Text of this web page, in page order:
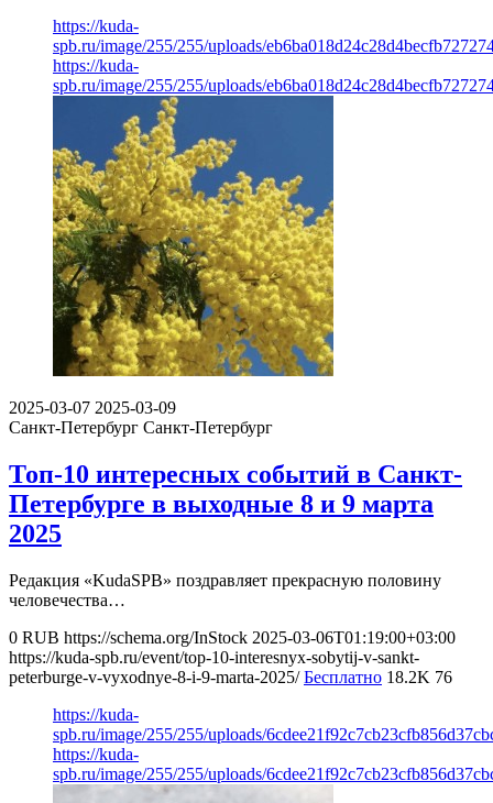
https://kuda-
spb.ru/image/255/255/uploads/
https://kuda-
spb.ru/image/255/255/uploads/
2025-03-07 2025-03-09
Санкт-Петербург Санкт-Петербург
Топ-10 интересных событий в Санкт-
Петербурге в выходные 8 и 9 марта
2025
Редакция «KudaSPB» поздравляет прекрасную половину
человечества…
0 RUB https://schema.org/InStock 2025-03-06T01:19:00+03:00
https://kuda-spb.ru/event/top-10-interesnyx-sobytij-v-sankt-
peterburge-v-vyxodnye-8-i-9-marta-2025/ Бесплатно 18.2K 76
https://kuda-
spb.ru/image/255/255/uploads/
https://kuda-
spb.ru/image/255/255/uploads/